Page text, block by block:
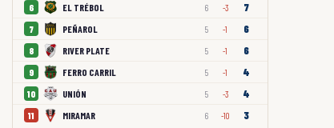
6 EL TRÉBOL 6 -3 7
7 PEÑAROL 5 -1 6
8 RIVER PLATE 5 -1 6
9 FERRO CARRIL 5 -1 4
10 UNIÓN 5 -3 4
11 MIRAMAR 6 -10 3